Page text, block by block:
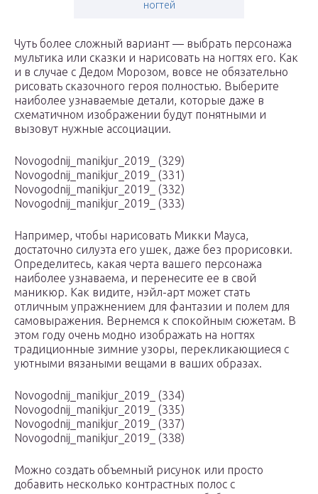
ногтей
Чуть более сложный вариант — выбрать персонажа
мультика или сказки и нарисовать на ногтях его. Как
и в случае с Дедом Морозом, вовсе не обязательно
рисовать сказочного героя полностью. Выберите
наиболее узнаваемые детали, которые даже в
схематичном изображении будут понятными и
вызовут нужные ассоциации.
Novogodnij_manikjur_2019_ (329)
Novogodnij_manikjur_2019_ (331)
Novogodnij_manikjur_2019_ (332)
Novogodnij_manikjur_2019_ (333)
Например, чтобы нарисовать Микки Мауса,
достаточно силуэта его ушек, даже без прорисовки.
Определитесь, какая черта вашего персонажа
наиболее узнаваема, и перенесите ее в свой
маникюр. Как видите, нэйл-арт может стать
отличным упражнением для фантазии и полем для
самовыражения. Вернемся к спокойным сюжетам. В
этом году очень модно изображать на ногтях
традиционные зимние узоры, перекликающиеся с
уютными вязаными вещами в ваших образах.
Novogodnij_manikjur_2019_ (334)
Novogodnij_manikjur_2019_ (335)
Novogodnij_manikjur_2019_ (337)
Novogodnij_manikjur_2019_ (338)
Можно создать объемный рисунок или просто
добавить несколько контрастных полос с